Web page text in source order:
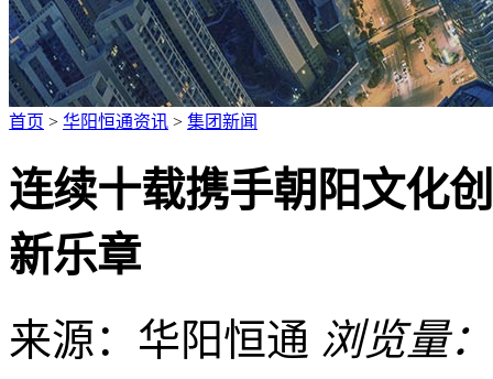
首页 > 华阳恒通资讯 > 集团新闻
连续十载携手朝阳文化
新乐章
来源：华阳恒通 浏览量：